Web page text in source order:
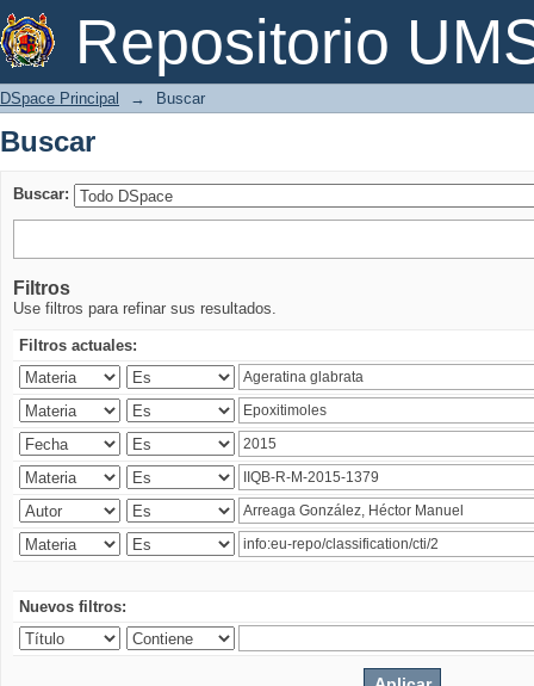
Repositorio
Buscar
DSpace Principal → Buscar
Buscar
Buscar:
Filtros
Use filtros para refinar sus resultados.
Filtros actuales:
Nuevos filtros: